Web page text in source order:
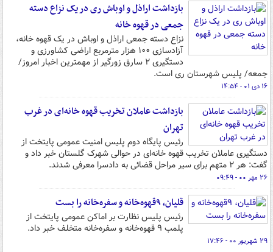
بازداشت اراذل و اوباش ری در یک نزاع دسته
جمعی در قهوه خانه
نزاع دسته جمعی اراذل و اوباش در یک قهوه خانه،
آزادسازی ۱۰۰ هزار مترمربع اراضی کشاورزی و
دستگیری ۲ سارق زورگیر از مهمترین اخبار امروز/
جمعه/ پلیس شهرستان ری است.
۱۶ دی ۰۱ - ۱۴:۵۴
بازداشت عاملان تخریب قهوه خانه‌ای در غرب
تهران
رئیس پایگاه دوم پلیس امنیت عمومی پایتخت از
دستگیری عاملان تخریب قهوه خانه‌ای در حوالی شهرک گلستان خبر داد و
گفت: هر ۲ متهم برای سیر مراحل قضائی به دادسرا معرفی شدند.
۲۶ مهر ۰۰ - ۰۹:۴۹
قلیان، ۹قهوه‌خانه و سفره‌خانه را بست
رئیس پلیس نظارت بر اماکن عمومی پایتخت از
پلمب ۹ قهوه‌خانه و سفره‌خانه متخلف خبر داد.
۲۹ شهریور ۰۰ - ۱۷:۴۶